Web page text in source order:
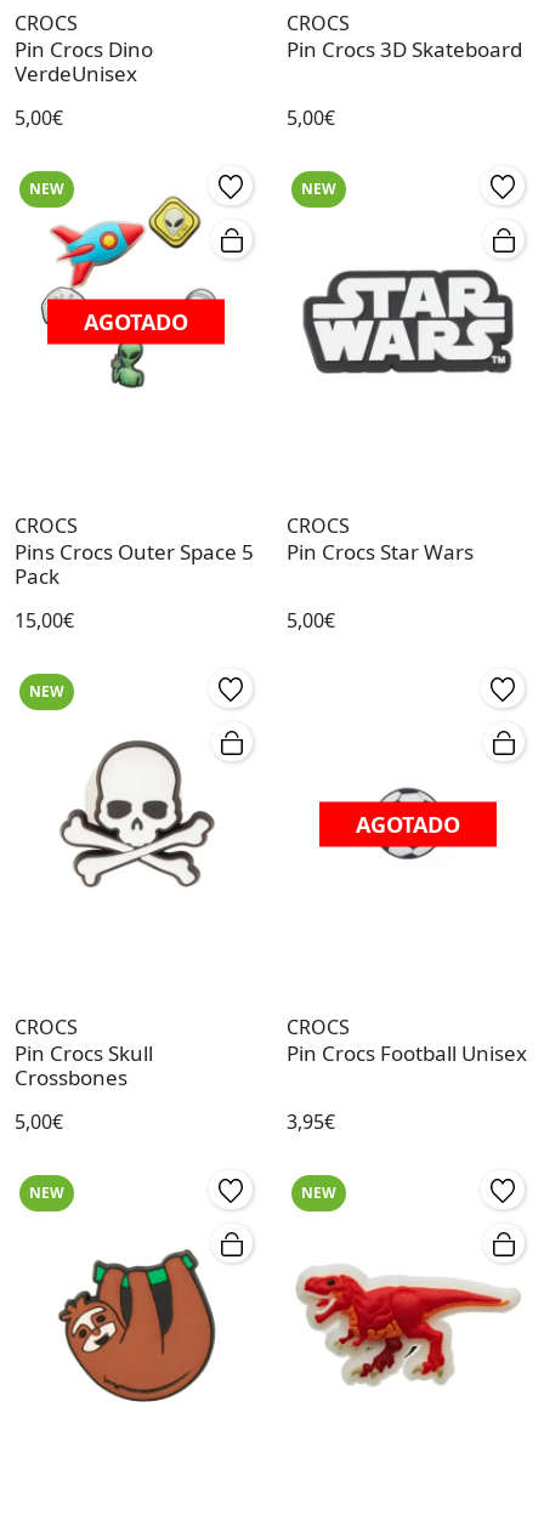
CROCS
Pin Crocs Dino
VerdeUnisex
5,00€
CROCS
Pin Crocs 3D Skateboard
5,00€
NEW
AGOTADO
CROCS
Pins Crocs Outer Space 5
Pack
15,00€
NEW
CROCS
Pin Crocs Star Wars
5,00€
NEW
CROCS
Pin Crocs Skull
Crossbones
5,00€
AGOTADO
CROCS
Pin Crocs Football Unisex
3,95€
NEW NEW